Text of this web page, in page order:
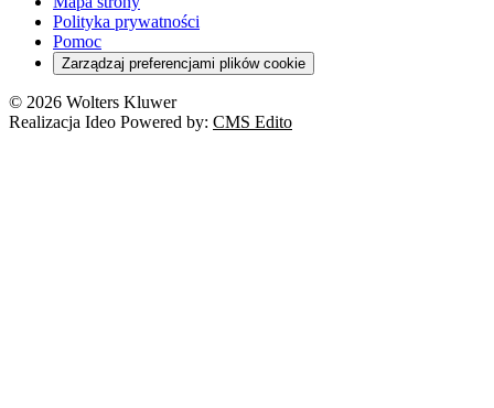
Polityka prywatności
Pomoc
Zarządzaj preferencjami plików cookie
© 2026 Wolters Kluwer
Realizacja Ideo Powered by: CMS Edito